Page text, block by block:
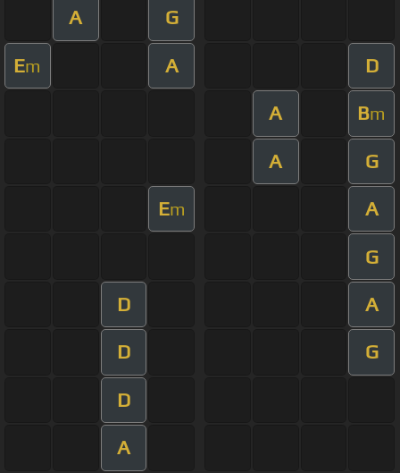
A G
Em A D
A Bm
A G
Em A
G
D A
D G
D
A